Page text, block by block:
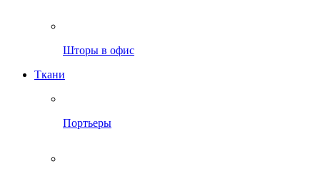
Шторы в офис
Ткани
Портьеры